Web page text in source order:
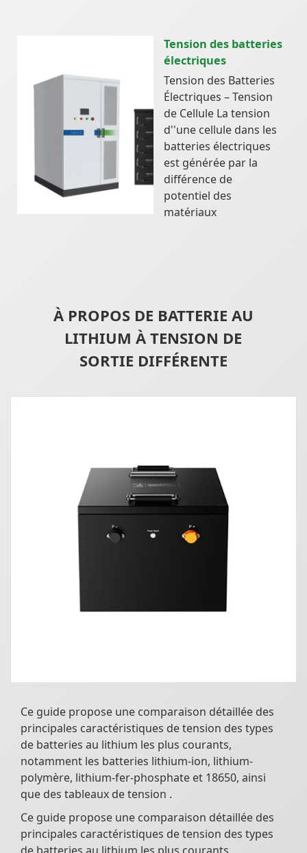
Tension des batteries
électriques
Tension des Batteries
Électriques – Tension
de Cellule La tension
d''une cellule dans les
batteries électriques
est générée par la
différence de
potentiel des
matériaux
À PROPOS DE BATTERIE AU
LITHIUM À TENSION DE
SORTIE DIFFÉRENTE
Ce guide propose une comparaison détaillée des
principales caractéristiques de tension des types
de batteries au lithium les plus courants,
notamment les batteries lithium-ion, lithium-
polymère, lithium-fer-phosphate et 18650, ainsi
que des tableaux de tension .
Ce guide propose une comparaison détaillée des
principales caractéristiques de tension des types